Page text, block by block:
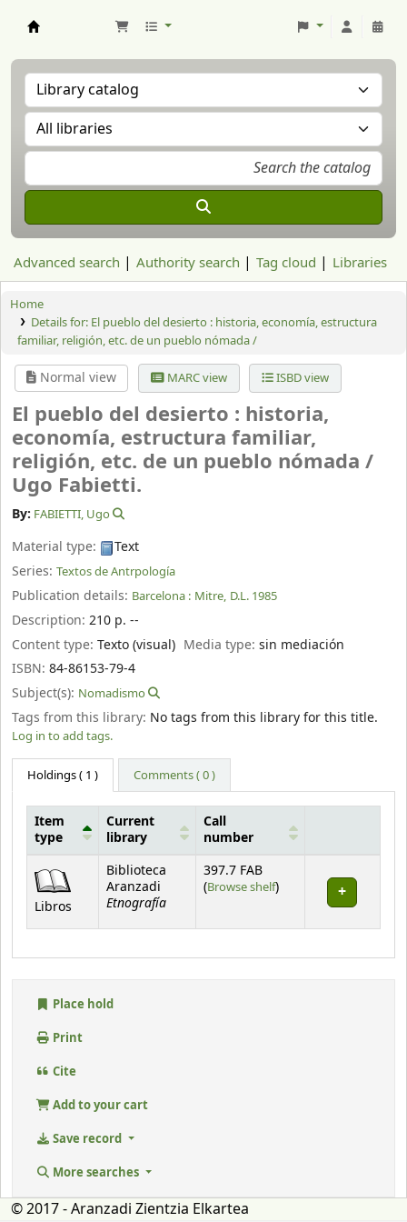
Advanced search Authority search Tag cloud Libraries
Home
Details for: El pueblo del desierto : historia, economía, estructura
familiar, religión, etc. de un pueblo nómada /
Normal view MARC view ISBD view
El pueblo del desierto : historia,
economía, estructura familiar,
religión, etc. de un pueblo nómada /
Ugo Fabietti.
By: FABIETTI, Ugo
Material type:
Text
Series: Textos de Antrpología
Publication details: Barcelona : Mitre, D.L. 1985
Description: 210 p. --
Content type: Texto (visual) Media type:sin mediación
ISBN: 84-86153-79-4
Subject(s): Nomadismo
Tags from this library: No tags from this library for this title.
Log in to add tags.
Holdings( 1 ) Comments ( 0 )
Item
type
Current
library
Call
number
Libros
Biblioteca
Aranzadi
Etnografía
397.7 FAB
(Browse shelf(Opens below)
)
Place hold
Print
Cite
Add to your cart
Save record
More searches
© 2017 - Aranzadi Zientzia Elkartea